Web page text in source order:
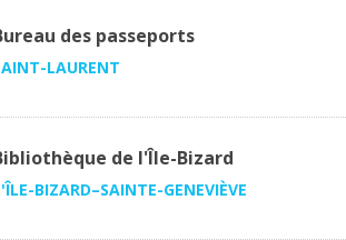
des passeports
LAURENT
de l'Île-Bizard
BIZARD–SAINTE-GENEVIÈVE